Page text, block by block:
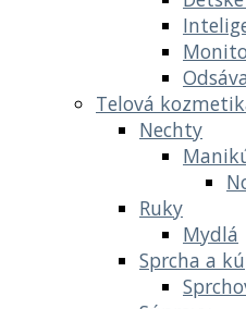
Telová
Nechty
Ruky
Mydlá
Sprcha a